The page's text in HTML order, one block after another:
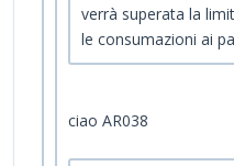
verrà superata la
le consumazioni ai
ciao AR038